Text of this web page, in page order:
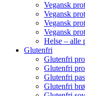
Vegansk
Vegansk
Vegansk
Vegansk
Helse – alle
Glutenfri
Glutenfri
Glutenfri
Glutenfri
Glutenfri